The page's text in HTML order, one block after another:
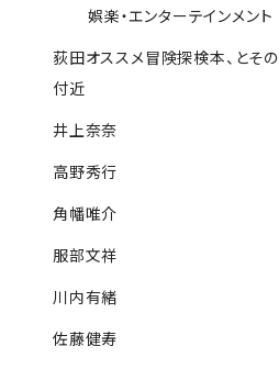
娯楽・エンターテインメント
荻田オススメ冒険探検本、とその
付近
井上奈奈
高野秀行
角幡唯介
服部文祥
川内有緒
佐藤健寿